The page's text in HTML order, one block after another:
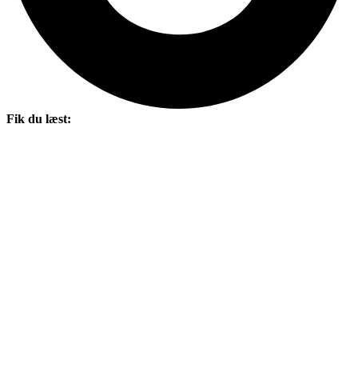
Fik du læst: